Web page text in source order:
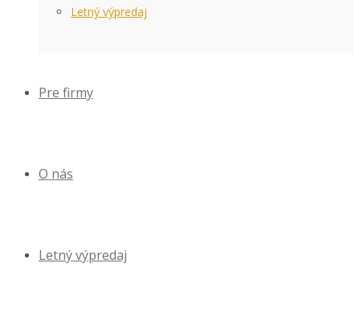
Letný výpredaj
Pre firmy
O nás
Letný výpredaj